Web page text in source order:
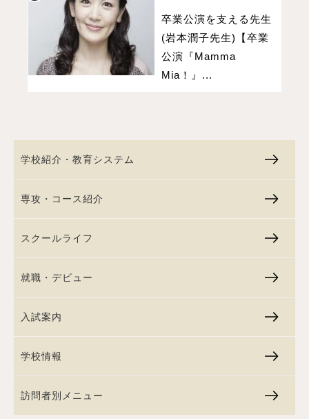
卒業公演を支える先生
(岩本潤子先生)【卒業
公演『Mamma
Mia！』...
学校紹介・教育システム
専攻・コース紹介
スクールライフ
就職・デビュー
入試案内
学校情報
訪問者別メニュー